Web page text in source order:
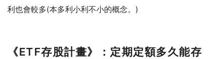
利也會較多(本多利小利不小的概念。)
《ETF存股計畫》：定期定額多久能存